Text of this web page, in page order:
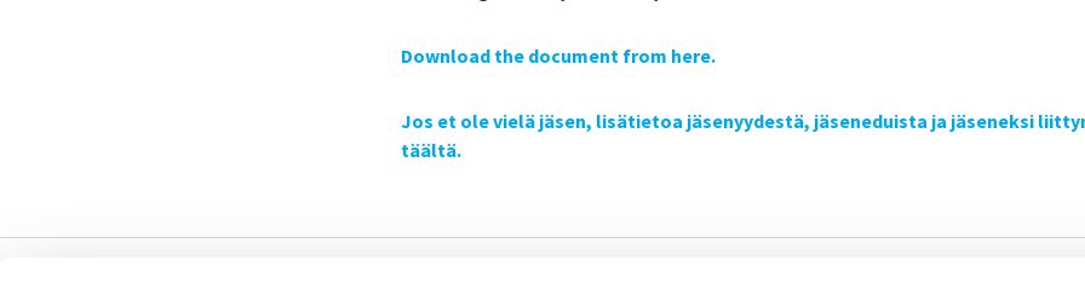
Download the document from here.
Jos et ole vielä jäsen, lisätietoa jäsenyydestä, jäseneduista ja jäseneksi
täältä.